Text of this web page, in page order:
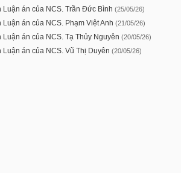
Luận án của NCS. Trần Đức Bình (25/05/26)
Luận án của NCS. Phạm Việt Anh (21/05/26)
Luận án của NCS. Tạ Thủy Nguyên (20/05/26)
Luận án của NCS. Vũ Thị Duyên (20/05/26)